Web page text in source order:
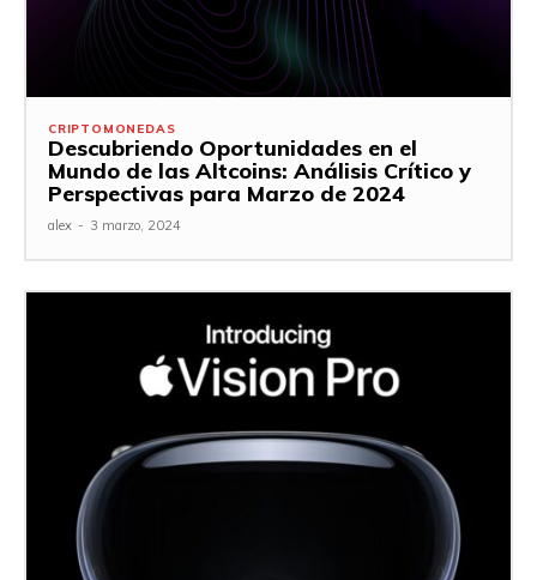
CRIPTOMONEDAS
Descubriendo Oportunidades en el
Mundo de las Altcoins: Análisis Crítico y
Perspectivas para Marzo de 2024
alex - 3 marzo, 2024